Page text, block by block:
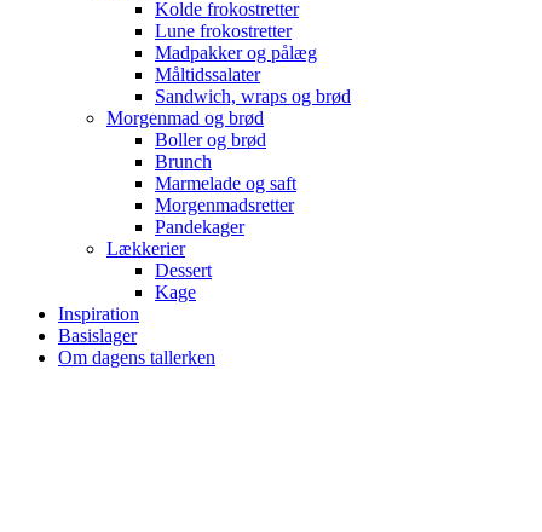
Kolde frokostretter
Lune frokostretter
Madpakker og pålæg
Måltidssalater
Sandwich, wraps og brød
Morgenmad og brød
Boller og brød
Brunch
Marmelade og saft
Morgenmadsretter
Pandekager
Lækkerier
Dessert
Kage
Inspiration
Basislager
Om dagens tallerken